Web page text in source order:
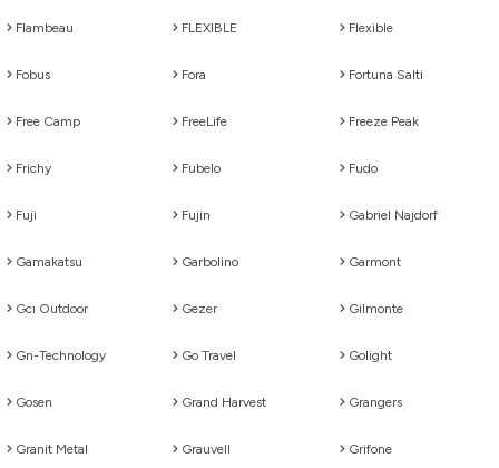
Flambeau FLEXIBLE Flexible
Fobus Fora Fortuna Salti
Free Camp FreeLife Freeze Peak
Frichy Fubelo Fudo
Fuji Fujin Gabriel Najdorf
Gamakatsu Garbolino Garmont
Gcı Outdoor Gezer Gilmonte
Gn-Technology Go Travel Golight
Gosen Grand Harvest Grangers
Granit Metal Grauvell Grifone